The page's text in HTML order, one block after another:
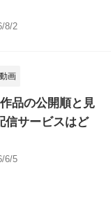
8/2
画
品の公開順と見
信サービスはど
6/5